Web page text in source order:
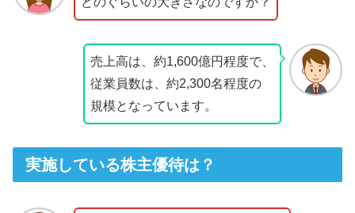
売上高は、約1,600億円程度で、
従業員数は、約2,300名程度の
規模となっています。
実施している株主優待は？